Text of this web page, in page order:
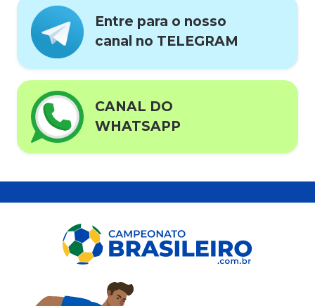
Entre para o nosso
canal no TELEGRAM
CANAL DO
WHATSAPP